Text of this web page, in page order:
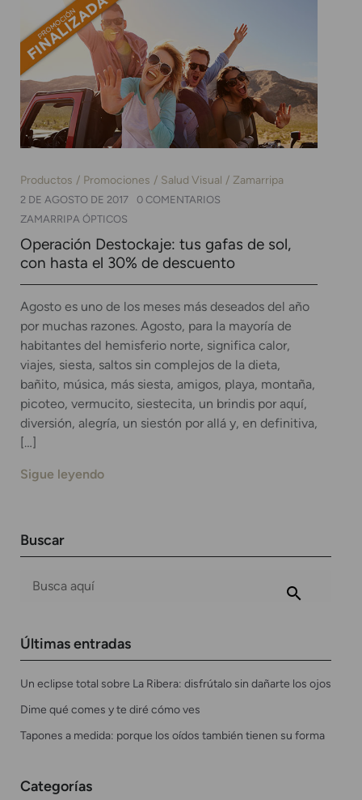
Productos Promociones Salud Visual Zamarripa
2 DE AGOSTO DE 2017
0 COMENTARIOS
ZAMARRIPA ÓPTICOS
Operación Destockaje: tus gafas de sol,
con hasta el 30% de descuento
Agosto es uno de los meses más deseados del año
por muchas razones. Agosto, para la mayoría de
habitantes del hemisferio norte, significa calor,
viajes, siesta, saltos sin complejos de la dieta,
bañito, música, más siesta, amigos, playa, montaña,
picoteo, vermucito, siestecita, un brindis por aquí,
diversión, alegría, un siestón por allá y, en definitiva,
[…]
Sigue leyendo
Buscar
Últimas entradas
Un eclipse total sobre La Ribera: disfrútalo sin dañarte los ojos
Dime qué comes y te diré cómo ves
Tapones a medida: porque los oídos también tienen su forma
Categorías